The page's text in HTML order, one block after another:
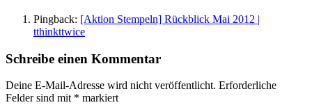
Pingback: [Aktion Stempeln] Rückblick Mai 2012 |
tthinkttwice
Schreibe einen Kommentar
Deine E-Mail-Adresse wird nicht veröffentlicht. Erforderliche
Felder sind mit * markiert